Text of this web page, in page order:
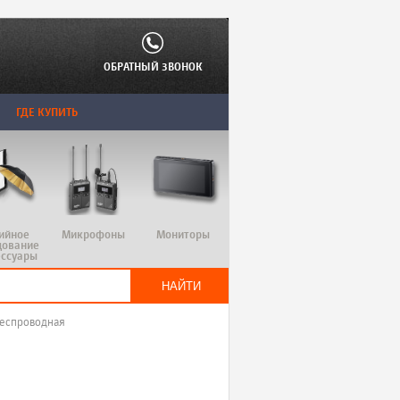
ОБРАТНЫЙ ЗВОНОК
ГДЕ КУПИТЬ
Микрофоны Мониторы